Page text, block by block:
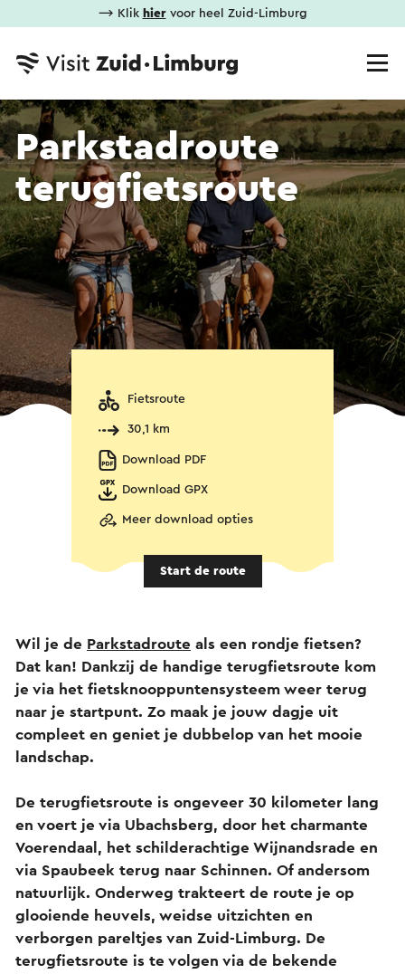
⟶ Klik hiervoor heel Zuid-Limburg
Parkstadroute
terugfietsroute
Fietsroute
30,1 km
Download PDF
Download GPX
Meer download opties
Start de route
Wil je de Parkstadroute als een rondje fietsen?
Dat kan! Dankzij de handige terugfietsroute kom
je via het fietsknooppuntensysteem weer terug
naar je startpunt. Zo maak je jouw dagje uit
compleet en geniet je dubbelop van het mooie
landschap.
De terugfietsroute is ongeveer 30 kilometer lang
en voert je via Ubachsberg, door het charmante
Voerendaal, het schilderachtige Wijnandsrade en
via Spaubeek terug naar Schinnen. Of andersom
natuurlijk. Onderweg trakteert de route je op
glooiende heuvels, weidse uitzichten en
verborgen pareltjes van Zuid-Limburg. De
terugfietsroute is te volgen via de bekende